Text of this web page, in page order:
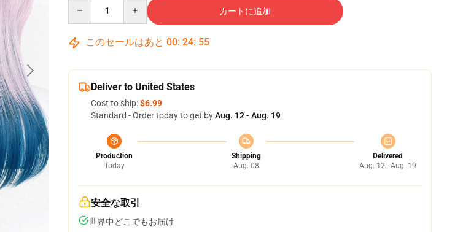
カートに追加
このセールはあと 00: 24: 54
Deliver to United States
Cost to ship:$6.99
Standard - Order today to get byAug. 12 - Aug. 19
Production
Today
Shipping
Aug. 08
Delivered
Aug. 12 - Aug. 19
安全な取引
世界中どこでもお届け